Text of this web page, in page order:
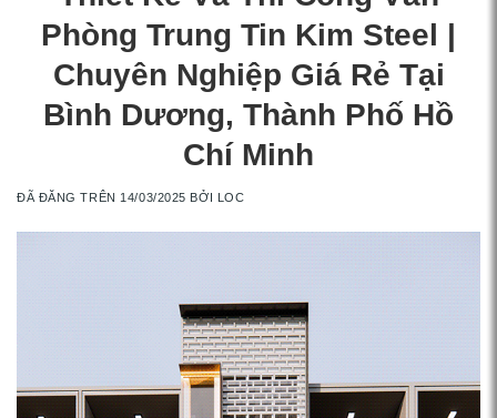
Phòng Trung Tin Kim Steel |
Chuyên Nghiệp Giá Rẻ Tại
Bình Dương, Thành Phố Hồ
Chí Minh
ĐÃ ĐĂNG TRÊN 14/03/2025 BỞI LOC